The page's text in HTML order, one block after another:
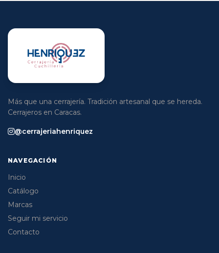
Más que una cerrajería. Tradición artesanal que se hereda.
Cerrajeros en Caracas.
@cerrajeriahenriquez
NAVEGACIÓN
Inicio
Catálogo
Marcas
Seguir mi servicio
Contacto